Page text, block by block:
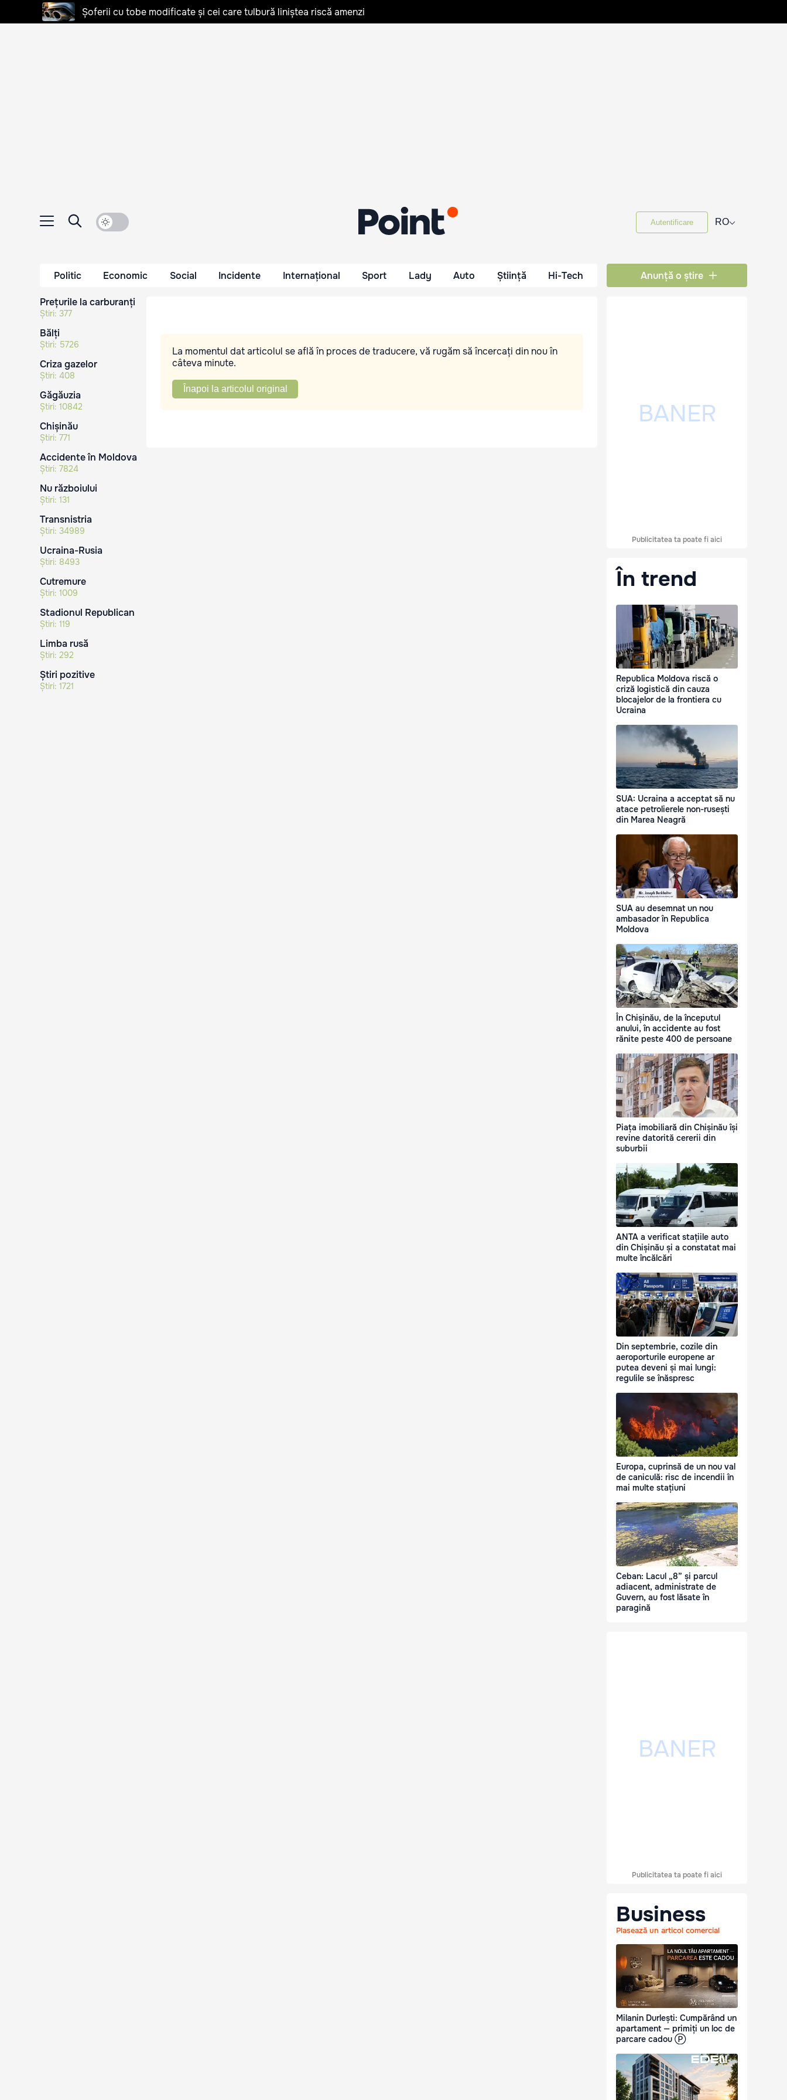
Șoferii cu tobe modificate și cei care tulbură liniștea riscă amenzi
Autentificare RO⌵
Politic Economic Social Incidente Internațional Sport Lady Auto Știință Hi-Tech Anunță o știre
Prețurile la carburanți
Știri: 377
Bălți
Știri: 5726
Criza gazelor
Știri: 408
Găgăuzia
Știri: 10842
Chișinău
Știri: 771
Accidente în Moldova
Știri: 7824
Nu războiului
Știri: 131
Transnistria
Știri: 34989
Ucraina-Rusia
Știri: 8493
Cutremure
Știri: 1009
Stadionul Republican
Știri: 119
Limba rusă
Știri: 292
Știri pozitive
Știri: 1721
La momentul dat articolul se află în proces de traducere, vă rugăm să încercați din nou în
câteva minute.
Înapoi la articolul original
Publicitatea ta poate fi aici
În trend
Republica Moldova riscă o
criză logistică din cauza
blocajelor de la frontiera cu
Ucraina
SUA: Ucraina a acceptat să nu
atace petrolierele non-rusești
din Marea Neagră
SUA au desemnat un nou
ambasador în Republica
Moldova
În Chișinău, de la începutul
anului, în accidente au fost
rănite peste 400 de persoane
Piața imobiliară din Chișinău își
revine datorită cererii din
suburbii
ANTA a verificat stațiile auto
din Chișinău și a constatat mai
multe încălcări
Din septembrie, cozile din
aeroporturile europene ar
putea deveni și mai lungi:
regulile se înăspresc
Europa, cuprinsă de un nou val
de caniculă: risc de incendii în
mai multe stațiuni
Ceban: Lacul „8” și parcul
adiacent, administrate de
Guvern, au fost lăsate în
paragină
Publicitatea ta poate fi aici
Business
Plasează un articol comercial
Milanin Durlești: Cumpărând un
apartament — primiți un loc de
parcare cadou Ⓟ